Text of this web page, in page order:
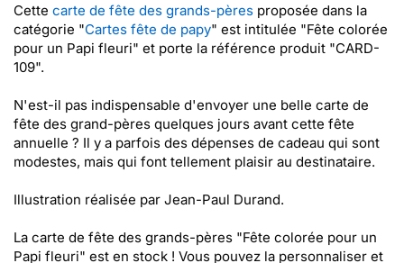
Cette carte de fête des grands-pères proposée dans la
catégorie "Cartes fête de papy" est intitulée "Fête colorée
pour un Papi fleuri" et porte la référence produit "CARD-
109".
N'est-il pas indispensable d'envoyer une belle carte de
fête des grand-pères quelques jours avant cette fête
annuelle ? Il y a parfois des dépenses de cadeau qui sont
modestes, mais qui font tellement plaisir au destinataire.
Illustration réalisée par Jean-Paul Durand.
La carte de fête des grands-pères "Fête colorée pour un
Papi fleuri" est en stock ! Vous pouvez la personnaliser et